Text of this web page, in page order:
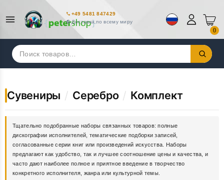
+49 5481 847429
Доставка по всему миру
0
Искать:
Сувениры / Серебро / Комплект
Тщательно подобранные наборы связанных товаров: полные
дискографии исполнителей, тематические подборки записей,
согласованные серии книг или произведений искусства. Наборы
предлагают как удобство, так и лучшее соотношение цены и качества, и
часто дают наиболее полное и приятное введение в творчество
конкретного исполнителя, жанра или культурной темы.